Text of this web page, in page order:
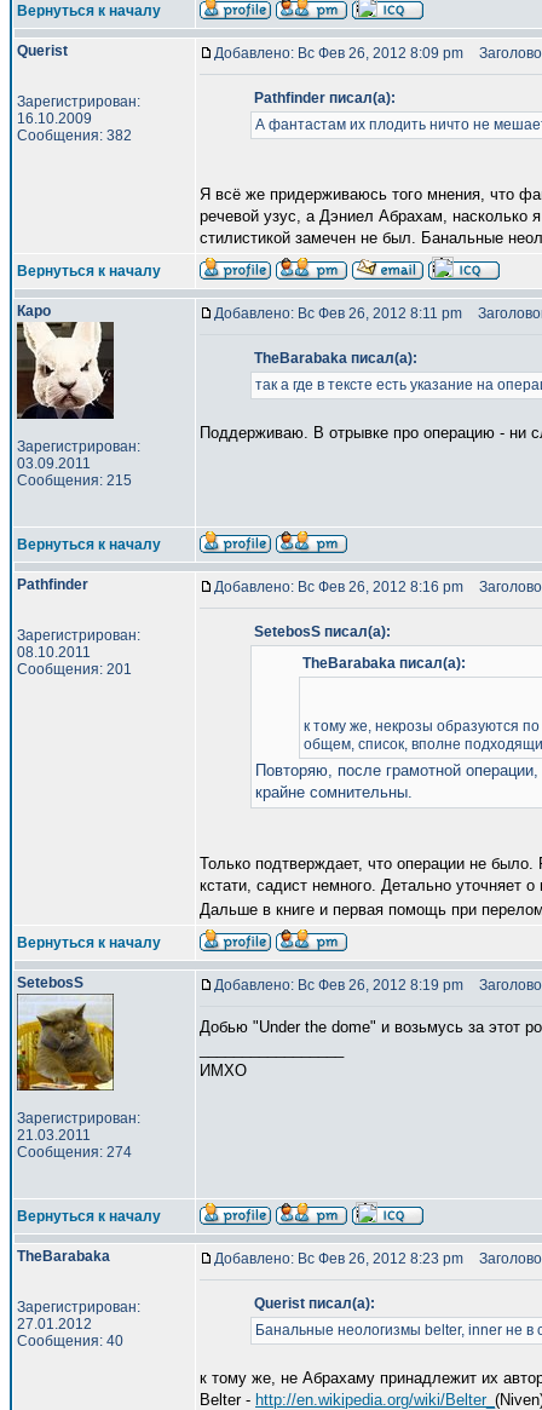
Вернуться к началу
Querist
Зарегистрирован:
16.10.2009
Сообщения: 382
Добавлено: Вс Фев 26, 2012 8:09 pm
Pathfinder писал(а):
А фантастам их плодить ничто не
Я всё же придерживаюсь того мнения, что
речевой узус, а Дэниел Абрахам, насколько
стилистикой замечен не был. Банальные
Вернуться к началу
Каро
Зарегистрирован:
03.09.2011
Сообщения: 215
Добавлено: Вс Фев 26, 2012 8:11 pm
TheBarabaka писал(а):
так а где в тексте есть указание на
Поддерживаю. В отрывке про операцию - ни
Вернуться к началу
Pathfinder
Зарегистрирован:
08.10.2011
Сообщения: 201
Добавлено: Вс Фев 26, 2012 8:16 pm
SetebosS писал(а):
TheBarabaka писал(а):
к тому же, некрозы образуются
общем, список, вполне
Повторяю, после грамотной
крайне сомнительны.
Только подтверждает, что операции не
кстати, садист немного. Детально уточняет
Дальше в книге и первая помощь при
Вернуться к началу
SetebosS
Зарегистрирован:
21.03.2011
Сообщения: 274
Добавлено: Вс Фев 26, 2012 8:19 pm
Добью "Under the dome" и возьмусь за этот
ИМХО
Вернуться к началу
TheBarabaka
Зарегистрирован:
27.01.2012
Сообщения: 40
Добавлено: Вс Фев 26, 2012 8:23 pm
Querist писал(а):
Банальные неологизмы belter, inner не в
к тому же, не Абрахаму принадлежит их
Belter - http://en.wikipedia.org/wiki/Belter_